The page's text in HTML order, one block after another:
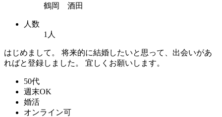
鶴岡 酒田
人数
1人
はじめまして。 将来的に結婚したいと思って、出会いがあ
ればと登録しました。 宜しくお願いします。
50代
週末OK
婚活
オンライン可